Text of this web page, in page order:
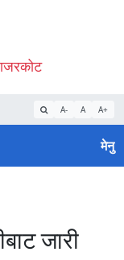
A- A A+
मेनु
जारी